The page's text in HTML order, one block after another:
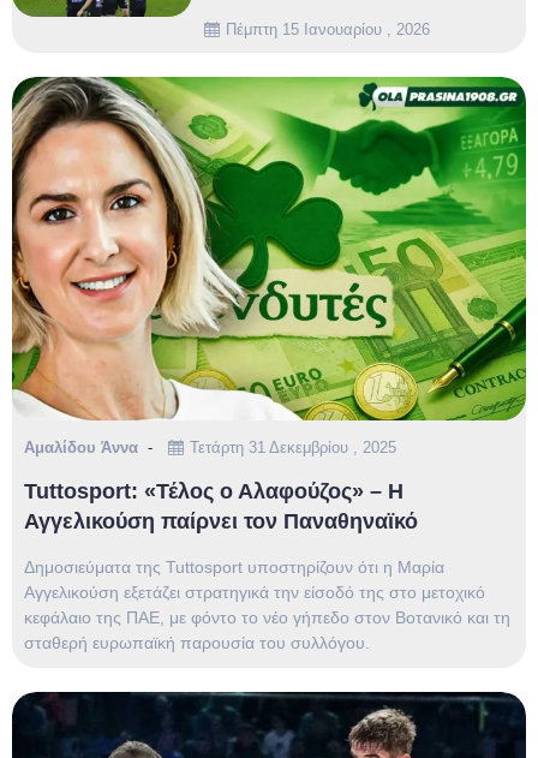
Πέμπτη 15 Ιανουαρίου , 2026
Αμαλίδου Άννα Τετάρτη 31 Δεκεμβρίου , 2025
Tuttosport: «Τέλος ο Αλαφούζος» – Η
Αγγελικούση παίρνει τον Παναθηναϊκό
Δημοσιεύματα της Tuttosport υποστηρίζουν ότι η Μαρία
Αγγελικούση εξετάζει στρατηγικά την είσοδό της στο μετοχικό
κεφάλαιο της ΠΑΕ, με φόντο το νέο γήπεδο στον Βοτανικό και τη
σταθερή ευρωπαϊκή παρουσία του συλλόγου.